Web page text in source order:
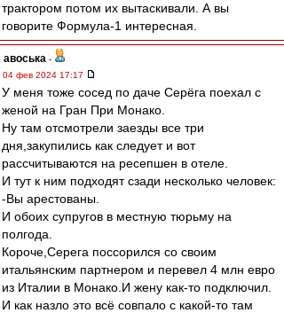
трактором потом их вытаскивали. А вы
говорите Формула-1 интересная.
авоська -
04 фев 2024 17:17
У меня тоже сосед по даче Серёга поехал с
женой на Гран При Монако.
Ну там отсмотрели заезды все три
дня,закупились как следует и вот
рассчитываются на ресепшен в отеле.
И тут к ним подходят сзади несколько человек:
-Вы арестованы.
И обоих супругов в местную тюрьму на
полгода.
Короче,Серега поссорился со своим
итальянским партнером и перевел 4 млн евро
из Италии в Монако.И жену как-то подключил.
И как назло это всё совпало с какой-то там